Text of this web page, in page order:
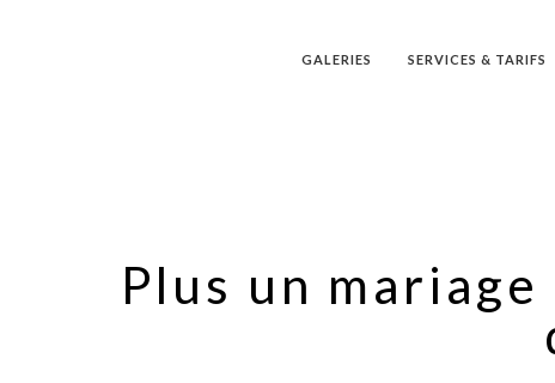
GALERIES SERVICES & TARIFS
Plus un